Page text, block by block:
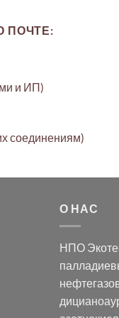
ПОЧТЕ:
и ИП)
соединениям)
О НАС
НПО